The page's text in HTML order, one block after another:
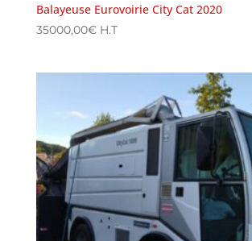
Balayeuse Eurovoirie City Cat 2020
35000,00€ H.T